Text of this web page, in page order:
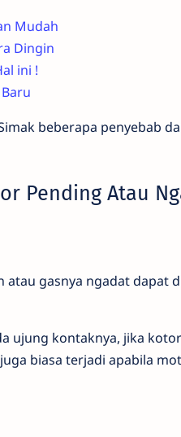
Mudah
Dingin
ini !
beberapa penyebab
Pending Atau
atau gasnya ngadat dapat
ujung kontaknya, jika
biasa terjadi apabila